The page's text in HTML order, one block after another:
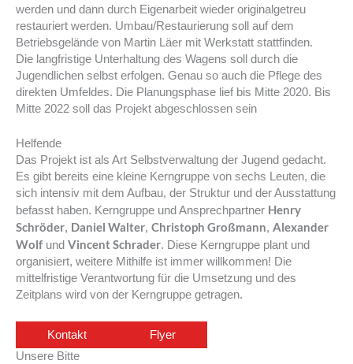
werden und dann durch Eigenarbeit wieder originalgetreu
restauriert werden. Umbau/Restaurierung soll auf dem
Betriebsgelände von Martin Läer mit Werkstatt stattfinden.
Die langfristige Unterhaltung des Wagens soll durch die
Jugendlichen selbst erfolgen. Genau so auch die Pflege des
direkten Umfeldes. Die Planungsphase lief bis Mitte 2020. Bis
Mitte 2022 soll das Projekt abgeschlossen sein
Helfende
Das Projekt ist als Art Selbstverwaltung der Jugend gedacht.
Es gibt bereits eine kleine Kerngruppe von sechs Leuten, die
sich intensiv mit dem Aufbau, der Struktur und der Ausstattung
befasst haben. Kerngruppe und Ansprechpartner Henry
Schröder, Daniel Walter, Christoph Großmann, Alexander
Wolf und Vincent Schrader. Diese Kerngruppe plant und
organisiert, weitere Mithilfe ist immer willkommen! Die
mittelfristige Verantwortung für die Umsetzung und des
Zeitplans wird von der Kerngruppe getragen.
Kontakt
Flyer
Unsere Bitte